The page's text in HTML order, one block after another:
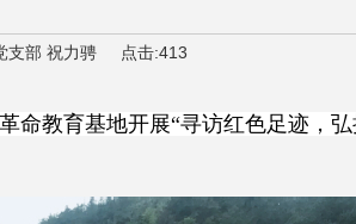
支部 祝力骋 点击:413
命教育基地开展“寻访红色足迹，